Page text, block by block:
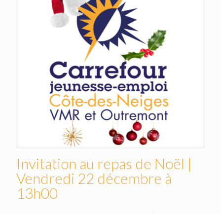
Invitation au repas de Noël |
Vendredi 22 décembre à
13h00